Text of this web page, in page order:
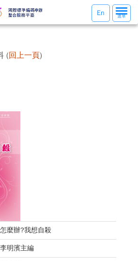
選
單
選單
En
(回上一頁)
怎麼辦?我想自殺
李明濱主編